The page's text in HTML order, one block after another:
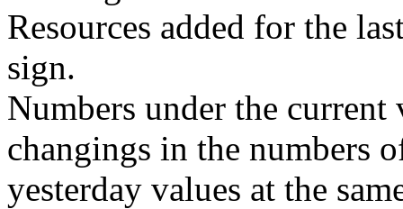
Resources added for the
sign.
Numbers under the
changings in the numbers
yesterday values at the